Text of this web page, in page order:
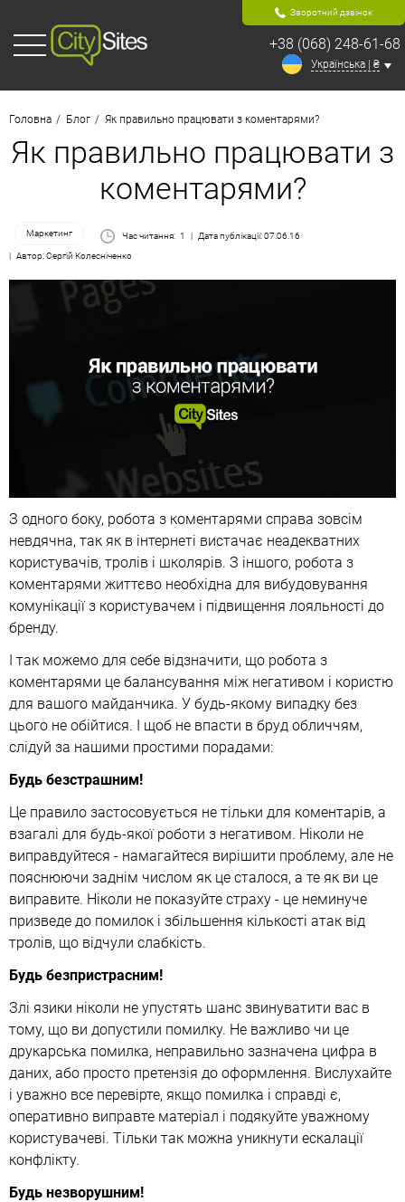
Зворотний дзвінок
+38 (068) 248-61-68
Українська | ₴
Головна Блог Як правильно працювати з коментарями?
Як правильно працювати з
коментарями?
Маркетинг Час читання: 1
Дата публікації: 07.06.16
Автор: Сергій Колесніченко
З одного боку, робота з коментарями справа зовсім
невдячна, так як в інтернеті вистачає неадекватних
користувачів, тролів і школярів. З іншого, робота з
коментарями життєво необхідна для вибудовування
комунікації з користувачем і підвищення лояльності до
бренду.
І так можемо для себе відзначити, що робота з
коментарями це балансування між негативом і користю
для вашого майданчика. У будь-якому випадку без
цього не обійтися. І щоб не впасти в бруд обличчям,
слідуй за нашими простими порадами:
Будь безстрашним!
Це правило застосовується не тільки для коментарів, а
взагалі для будь-якої роботи з негативом. Ніколи не
виправдуйтеся - намагайтеся вирішити проблему, але не
пояснюючи заднім числом як це сталося, а те як ви це
виправите. Ніколи не показуйте страху - це неминуче
призведе до помилок і збільшення кількості атак від
тролів, що відчули слабкість.
Будь безпристрасним!
Злі язики ніколи не упустять шанс звинуватити вас в
тому, що ви допустили помилку. Не важливо чи це
друкарська помилка, неправильно зазначена цифра в
даних, або просто претензія до оформлення. Вислухайте
і уважно все перевірте, якщо помилка і справді є,
оперативно виправте матеріал і подякуйте уважному
користувачеві. Тільки так можна уникнути ескалації
конфлікту.
Будь незворушним!